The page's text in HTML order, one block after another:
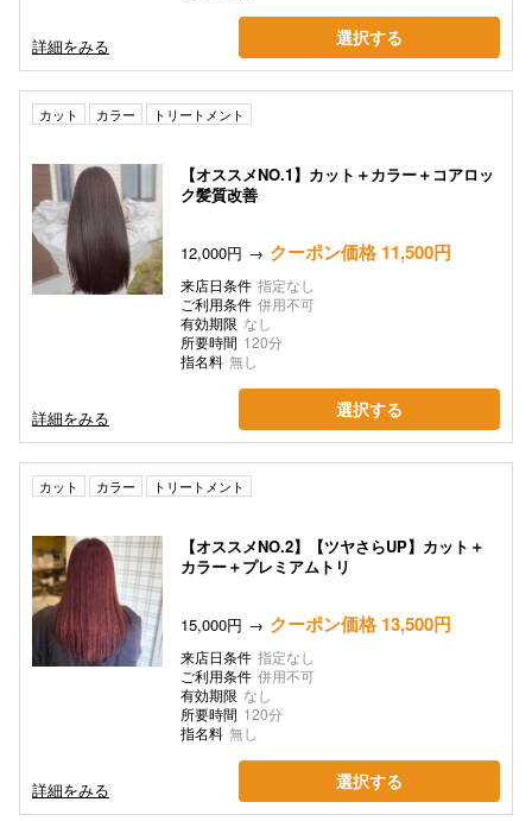
詳細をみる 選択する
カット カラー トリートメント
【オススメNO.1】カット＋カラー＋コアロッ
ク髪質改善
12,000円 クーポン価格 11,500円
来店日条件 指定なし
ご利用条件 併用不可
有効期限 なし
所要時間 120分
指名料 無し
詳細をみる 選択する
カット カラー トリートメント
【オススメNO.2】【ツヤさらUP】カット＋
カラー＋プレミアムトリ
15,000円 クーポン価格 13,500円
来店日条件 指定なし
ご利用条件 併用不可
有効期限 なし
所要時間 120分
指名料 無し
詳細をみる 選択する